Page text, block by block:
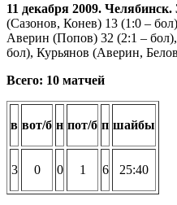
11 декабря 2009. Челябинск.
(Сазонов, Конев) 13 (1:0 –
Аверин (Попов) 32 (2:1 –
бол), Курьянов (Аверин,
Всего: 10 матчей
в вот/б н пот/б п шайбы
3 0 0 1 6 25:40